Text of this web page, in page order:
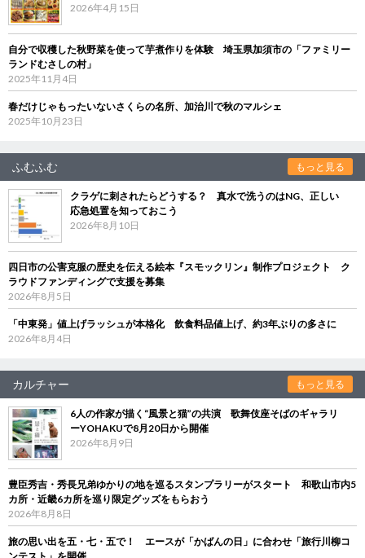
2026年4月15日
自分で収穫した秋野菜を使って芋煮作りを体験 埼玉県加須市の「ファミリー
ランドむさしの村」
2025年11月4日
春だけじゃもったいないさくらの名所、加治川で秋のマルシェ
2025年10月23日
ふむふむ もっと見る
クラゲに刺されたらどうする？ 真水で洗うのはNG、正しい
応急処置を知っておこう
2026年8月10日
四日市の公害克服の歴史を伝える絵本『スモックリン』制作プロジェクト ク
ラウドファンディングで支援を募集
2026年8月5日
「中東発」値上げラッシュが本格化 飲食料品値上げ、約3年ぶりの多さに
2026年8月4日
カルチャー もっと見る
6人の作家が描く“風景と猫”の共演 歌舞伎座そばのギャラリ
ーYOHAKUで8月20日から開催
2026年8月9日
豊臣秀吉・秀長兄弟ゆかりの地を巡るスタンプラリーがスタート 和歌山市内5
カ所・近畿6カ所を巡り限定グッズをもらおう
2026年8月8日
旅の思い出を五・七・五で！ エースが「かばんの日」に合わせ「旅行川柳コ